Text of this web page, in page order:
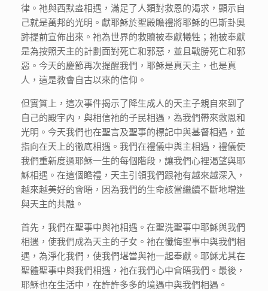
律。祂與西默盎相遇，滿足了人類對救恩的渴求，顯示自
己就是萬邦的光明。獻耶穌於聖殿瞻禮將耶穌的巴斯卦奧
跡提前宣佈出來。祂為世界的救贖被奉獻犧牲；祂被奉獻
是為按照天主的計劃面對死亡和邪惡，並且戰勝死亡和邪
惡。今天的慶節再次提醒我們，耶穌是真天主，也是真
人，這是教會自古以來的信仰。
但實質上，這次事件揭示了降生成人的天主子親自來到了
自己的殿宇內，與相信祂的子民相遇，為我們帶來救恩和
光明。今天我們也在聖言及聖事的標記中與基督相遇，並
指向在天上的徹底相遇。我們在禮儀中與主相遇，禮儀使
我們重新度過耶穌一生的每個階段，讓我們心裡渴望與耶
穌相遇。在這個瞻禮，天主引領我們跟祂有越來越深入，
越來越美好的會晤，因為我們的生命該當繼續不斷地增進
與天主的共融。
首先，我們在聖事中與祂相遇。在聖洗聖事中耶穌與我們
相遇，使我們成為天主的子女。祂在懺悔聖事中與我們相
遇，為淨化我們，使我們堪當與祂一起奉獻。耶穌尤其在
聖體聖事中與我們相遇，祂在我們心中會晤我們。最後，
耶穌也在生活中，在許許多多的境遇中與我們相遇。